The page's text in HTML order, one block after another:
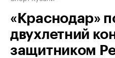
«Краснодар»
двухлетний
защитником